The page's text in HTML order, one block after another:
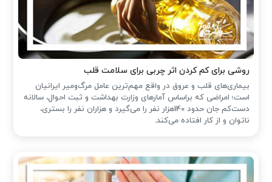
روشی برای کم کردن اثر چربی برای سلامت قلب
بیماری‌های قلب و عروق در واقع مهم‌ترین عامل مرگ‌ومیر ایرانیان
است؛ امراضی که براساس آمارهای وزارت بهداشت و ثبت احوال، سالانه
دست‌کم جان حدود 140هزار نفر را می‌گیرد و هزاران نفر را بستری،
ناتوان و از کار افتاده می‌کند.